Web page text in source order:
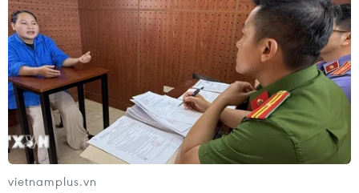
27/04/2018 10:57
Thủ tướng Nguyễn Xuân Phúc đã chủ trì buổi đối thoại
với 15 vị Chủ tịch, Tổng Giám đốc điều hành các tập
đoàn, doanh nghiệp hàng đầu của Singapore đang và
chuẩn bị đầu tư tại Việt Nam.
vietnamplus.vn